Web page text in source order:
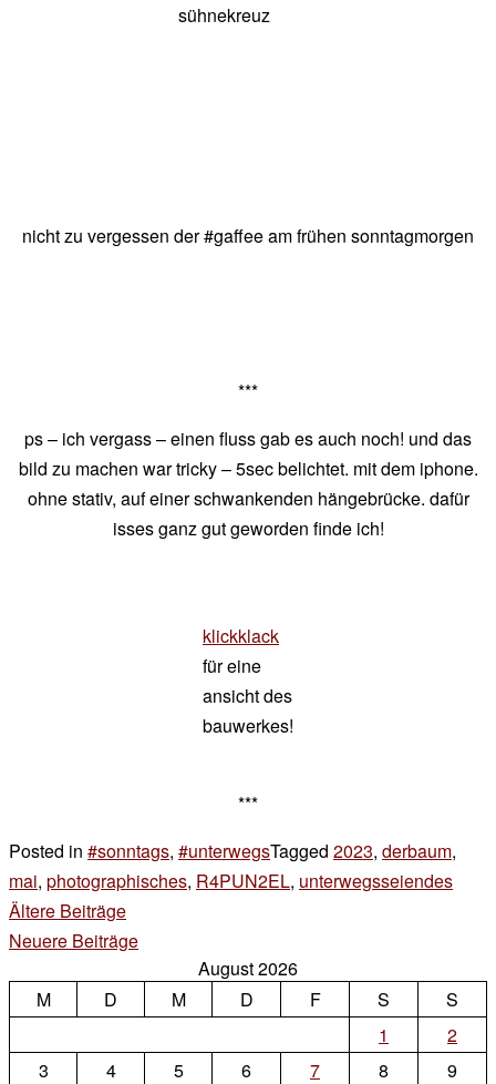
sühnekreuz
nicht zu vergessen der #gaffee am frühen sonntagmorgen
***
ps – ich vergass – einen fluss gab es auch noch! und das
bild zu machen war tricky – 5sec belichtet. mit dem iphone.
ohne stativ, auf einer schwankenden hängebrücke. dafür
isses ganz gut geworden finde ich!
klickklack
für eine
ansicht des
bauwerkes!
***
Posted in #sonntags, #unterwegsTagged 2023, derbaum,
mai, photographisches, R4PUN2EL, unterwegsseiendes
Beitragsnavigation
Ältere Beiträge
Neuere Beiträge
August 2026
M
D M D F S
S
1
2
3
4 5 6 7 8
9